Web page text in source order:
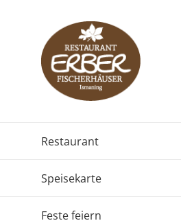
springen
Restaurant
Speisekarte
Feste feiern